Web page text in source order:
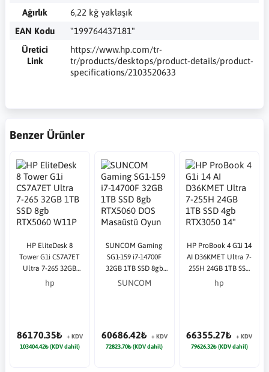
Ağırlık
6,22 kğ yaklaşık
EAN Kodu
"199764437181"
Üretici
Link
https://www.hp.com/tr-
tr/products/desktops/product-details/product-
specifications/2103520633
Benzer Ürünler
HP EliteDesk 8
Tower G1i CS7A7ET
Ultra 7-265 32GB
1TB SSD 8gb
hp
86170.35₺
+ KDV
103404.42₺ (KDV dahil)
SUNCOM Gaming
SG1-159 i7-14700F
32GB 1TB SSD 8gb
RTX5060 DOS
SUNCOM
60686.42₺
+ KDV
72823.70₺ (KDV dahil)
HP ProBook 4 G1i 14
AI D36KMET Ultra 7-
255H 24GB 1TB SSD
4gb RTX3050 14"
hp
66355.27₺
+ KDV
79626.32₺ (KDV dahil)